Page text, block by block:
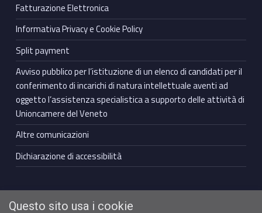
Fatturazione Elettronica
Informativa Privacy e Cookie Policy
Split payment
Avviso pubblico per l’istituzione di un elenco di candidati per il
conferimento di incarichi di natura intellettuale aventi ad
oggetto l’assistenza specialistica a supporto delle attività di
Unioncamere del Veneto
Altre comunicazioni
Dichiarazione di accessibilità
Questo sito usa i cookie